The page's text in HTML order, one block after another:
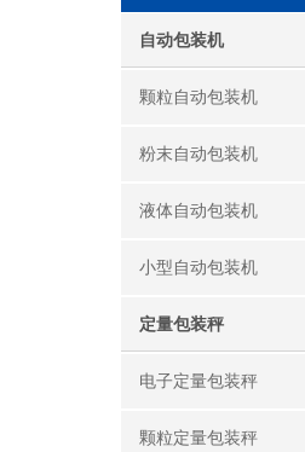
自动包装机
颗粒自动包装机
粉末自动包装机
液体自动包装机
小型自动包装机
定量包装秤
电子定量包装秤
颗粒定量包装秤